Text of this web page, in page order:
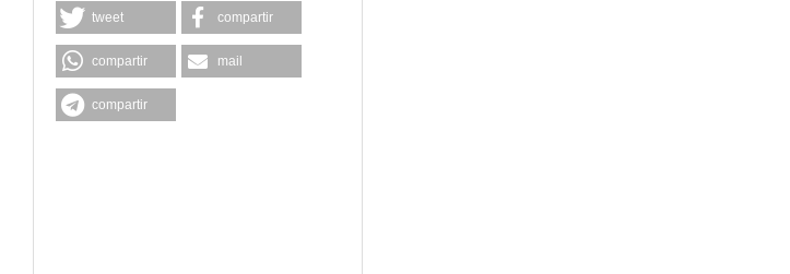
tweet compartir
compartir mail
compartir